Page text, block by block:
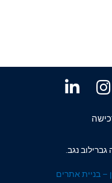
נגב.
– בניית אתרים